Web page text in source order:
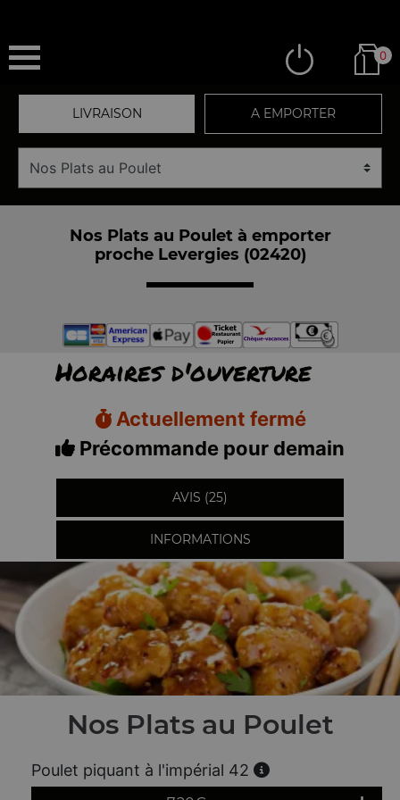
0
LIVRAISON A EMPORTER
Nos Plats au Poulet à emporter
proche Levergies (02420)
Horaires d'ouverture
Actuellement fermé
Précommande pour demain
AVIS (25)
INFORMATIONS
Nos Plats au Poulet
Poulet piquant à l'impérial 42